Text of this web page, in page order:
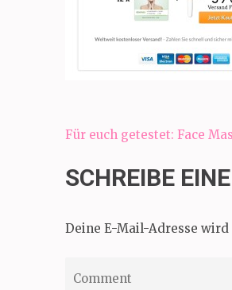
Für euch getestet: Face
SCHREIBE
Deine E-Mail-Adresse